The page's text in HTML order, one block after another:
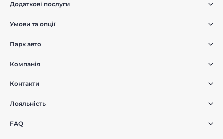
Додаткові послуги
Умови та опції
Парк авто
Компанія
Контакти
Лояльність
FAQ